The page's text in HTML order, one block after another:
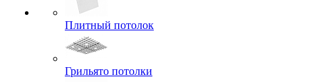
Плитный потолок
Грильято потолки